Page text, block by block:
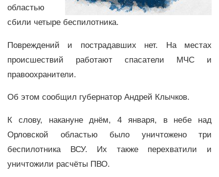
областью
сбили четыре беспилотника.
Повреждений и пострадавших нет. На местах
происшествий работают спасатели МЧС и
правоохранители.
Об этом сообщил губернатор Андрей Клычков.
К слову, накануне днём, 4 января, в небе над
Орловской областью было уничтожено три
беспилотника ВСУ. Их также перехватили и
уничтожили расчёты ПВО.